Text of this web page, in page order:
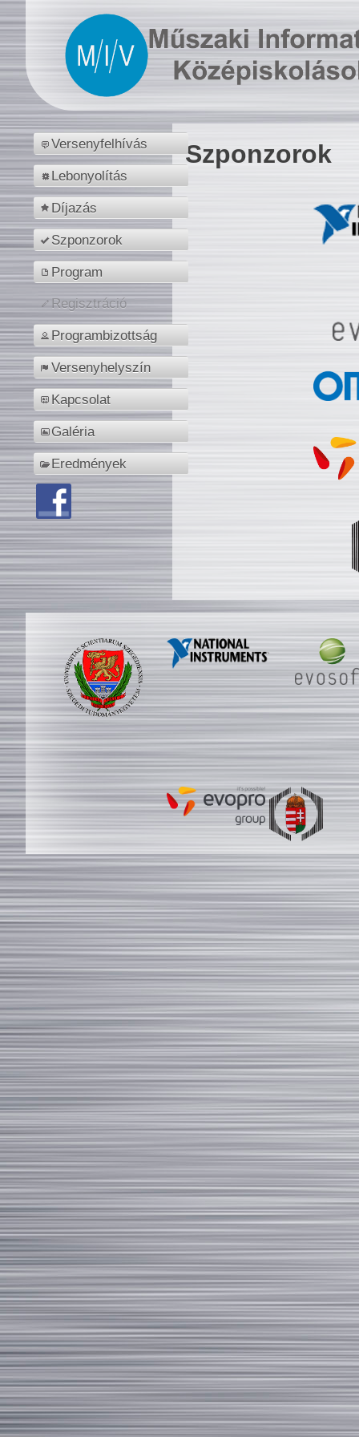
Versenyfelhívás
Lebonyolítás
Díjazás
Szponzorok
Program
Regisztráció
Programbizottság
Versenyhelyszín
Kapcsolat
Galéria
Eredmények
Szponzorok